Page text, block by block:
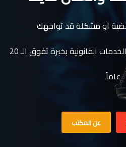
او مشكلة قد تواجهك
حيث اننا متميزون فى تقديم الخدمات القانونية بخبرة تفوق الـ 20
عاماً
عن المكتب